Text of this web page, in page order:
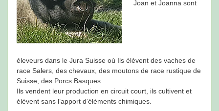
Joan et Joanna sont
éleveurs dans le Jura Suisse où Ils élèvent des vaches de
race Salers, des chevaux, des moutons de race rustique de
Suisse, des Porcs Basques.
Ils vendent leur production en circuit court, ils cultivent et
élèvent sans l’apport d’éléments chimiques.